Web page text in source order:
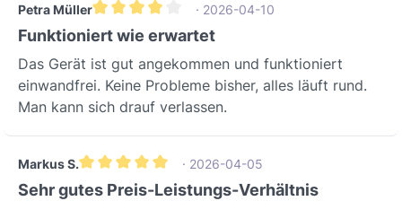
Petra Müller
Durchschnittliche Bewertung von 4 von 5 Sternen
· 2026-04-10
Funktioniert wie erwartet
Das Gerät ist gut angekommen und funktioniert
einwandfrei. Keine Probleme bisher, alles läuft rund.
Man kann sich drauf verlassen.
Markus S.
Durchschnittliche Bewertung von 5 von 5 Sternen
· 2026-04-05
Sehr gutes Preis-Leistungs-Verhältnis